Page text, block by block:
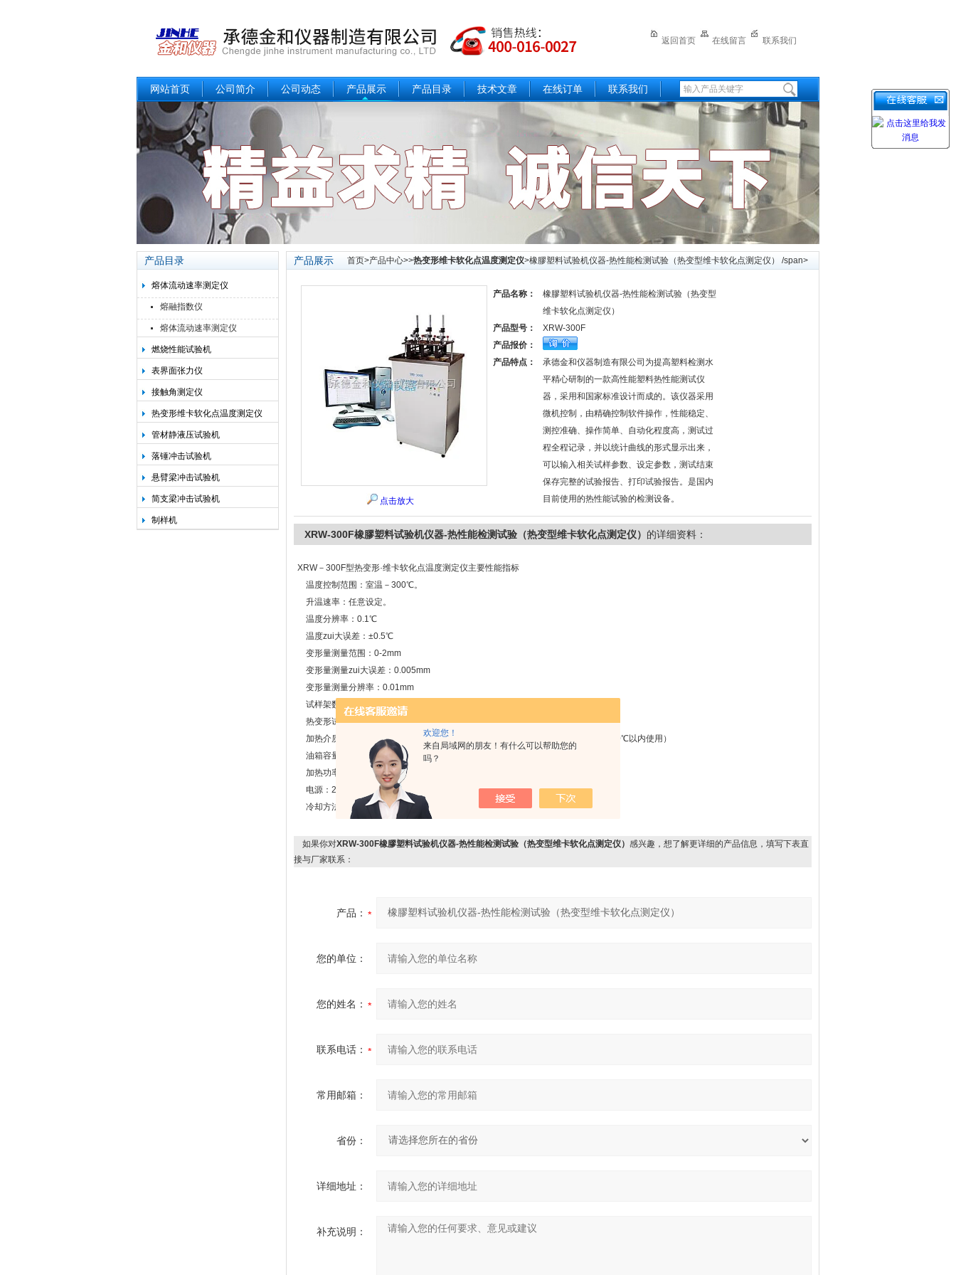
欢迎您！
来自局域网的朋友！有什么可以帮助您的
吗？
返回首页 在线留言 联系我们
网站首页 公司简介 公司动态 产品展示 产品目录 技术文章 在线订单 联系我们
产品目录
熔体流动速率测定仪
熔融指数仪
熔体流动速率测定仪
燃烧性能试验机
表界面张力仪
接触角测定仪
热变形维卡软化点温度测定仪
管材静液压试验机
落锤冲击试验机
悬臂梁冲击试验机
简支梁冲击试验机
制样机
产品展示 首页>产品中心>>热变形维卡软化点温度测定仪>橡膠塑料试验机仪器-热性能检测试验（热变型维卡软化点测定仪） /span>
点击放大
产品名称：
橡膠塑料试验机仪器-热性能检测试验（热变型
维卡软化点测定仪）
产品型号：
XRW-300F
产品报价：
产品特点：
承德金和仪器制造有限公司为提高塑料检测水
平精心研制的一款高性能塑料热性能测试仪
器，采用和国家标准设计而成的。该仪器采用
微机控制，由精确控制软件操作，性能稳定、
测控准确、操作简单、自动化程度高，测试过
程全程记录，并以统计曲线的形式显示出来，
可以输入相关试样参数、设定参数，测试结束
保存完整的试验报告、打印试验报告。是国内
目前使用的热性能试验的检测设备。
XRW-300F橡膠塑料试验机仪器-热性能检测试验（热变型维卡软化点测定仪） 的详细资料：
XRW－300F型热变形·维卡软化点温度测定仪主要性能指标
温度控制范围：室温－300℃。
升温速率：任意设定。
温度分辨率：0.1℃
温度zui大误差：±0.5℃
变形量测量范围：0-2mm
变形量测量zui大误差：0.005mm
变形量测量分辨率：0.01mm
试样架数：3个(可自动升降）
热变形试验跨距调整范围：80mm－160mm
加热介质：甲基硅油（适用于室温-300℃，粘度要求100CS以下）或变压器油（200℃以内使用）
油箱容量：30升左右
加热功率：4KW
电源：220V±10% 25A 50Hz
冷却方法：自然冷却或循环水冷
如果你对XRW-300F橡膠塑料试验机仪器-热性能检测试验（热变型维卡软化点测定仪） 感兴趣，想了解更详细的产品信息，填写下表直
接与厂家联系：
产品：
您的单位：
您的姓名：
联系电话：
常用邮箱：
省份：
详细地址：
补充说明：